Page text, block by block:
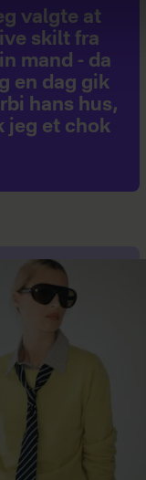
valgte at
skilt fra
mand - da
en dag gik
hans hus,
jeg et chok